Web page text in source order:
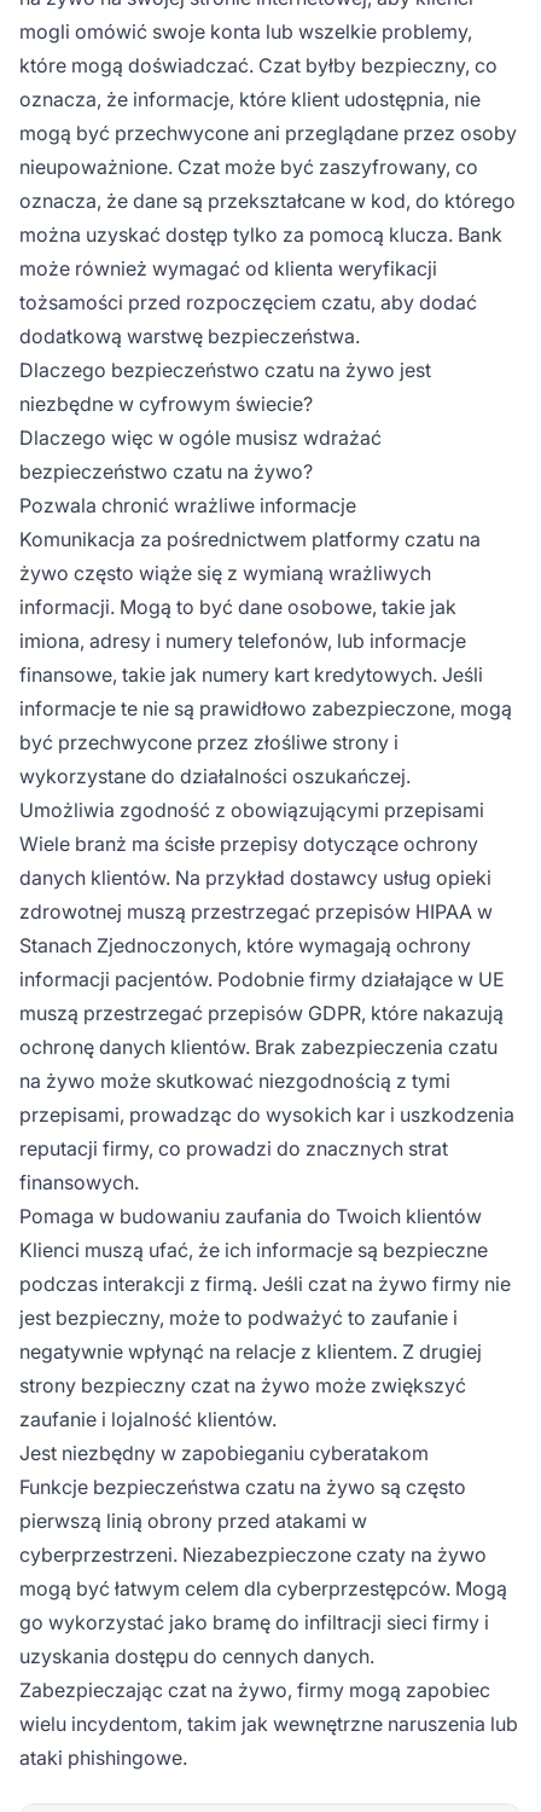
mogli omówić swoje konta lub wszelkie problemy,
które mogą doświadczać. Czat byłby bezpieczny, co
oznacza, że informacje, które klient udostępnia, nie
mogą być przechwycone ani przeglądane przez osoby
nieupoważnione. Czat może być zaszyfrowany, co
oznacza, że dane są przekształcane w kod, do którego
można uzyskać dostęp tylko za pomocą klucza. Bank
może również wymagać od klienta weryfikacji
tożsamości przed rozpoczęciem czatu, aby dodać
dodatkową warstwę bezpieczeństwa.
Dlaczego bezpieczeństwo czatu na żywo jest
niezbędne w cyfrowym świecie?
Dlaczego więc w ogóle musisz wdrażać
bezpieczeństwo czatu na żywo?
Pozwala chronić wrażliwe informacje
Komunikacja za pośrednictwem platformy czatu na
żywo często wiąże się z wymianą wrażliwych
informacji. Mogą to być dane osobowe, takie jak
imiona, adresy i numery telefonów, lub informacje
finansowe, takie jak numery kart kredytowych. Jeśli
informacje te nie są prawidłowo zabezpieczone, mogą
być przechwycone przez złośliwe strony i
wykorzystane do działalności oszukańczej.
Umożliwia zgodność z obowiązującymi przepisami
Wiele branż ma ścisłe przepisy dotyczące ochrony
danych klientów. Na przykład dostawcy usług opieki
zdrowotnej muszą przestrzegać przepisów HIPAA w
Stanach Zjednoczonych, które wymagają ochrony
informacji pacjentów. Podobnie firmy działające w UE
muszą przestrzegać przepisów GDPR, które nakazują
ochronę danych klientów. Brak zabezpieczenia czatu
na żywo może skutkować niezgodnością z tymi
przepisami, prowadząc do wysokich kar i uszkodzenia
reputacji firmy, co prowadzi do znacznych strat
finansowych.
Pomaga w budowaniu zaufania do Twoich klientów
Klienci muszą ufać, że ich informacje są bezpieczne
podczas interakcji z firmą. Jeśli czat na żywo firmy nie
jest bezpieczny, może to podważyć to zaufanie i
negatywnie wpłynąć na relacje z klientem. Z drugiej
strony bezpieczny czat na żywo może zwiększyć
zaufanie i lojalność klientów.
Jest niezbędny w zapobieganiu cyberatakom
Funkcje bezpieczeństwa czatu na żywo są często
pierwszą linią obrony przed atakami w
cyberprzestrzeni. Niezabezpieczone czaty na żywo
mogą być łatwym celem dla cyberprzestępców. Mogą
go wykorzystać jako bramę do infiltracji sieci firmy i
uzyskania dostępu do cennych danych.
Zabezpieczając czat na żywo, firmy mogą zapobiec
wielu incydentom, takim jak wewnętrzne naruszenia lub
ataki phishingowe.